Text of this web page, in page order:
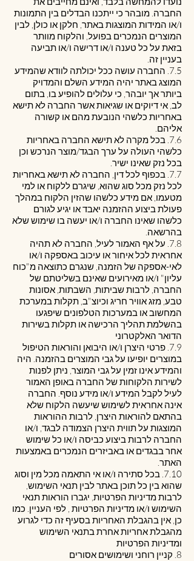
החברה. מובהר כי ייתכנו הבדלים בין התמונות
ו/או המידות המוצגות באתר, חלקן או כולן, לבין
המוצרים הנמכרים בפועל, והלקוח מוותר
בזאת על כל טענה ו/או דרישה ו/או תביעה
בעניין זה.
7.5. החברה עושה ככל יכולתה לוודא שהמידע
המוצג באתר יהיה המידע השלם והמדויק
ביותר אך יובהר, כי עלולים להופיע בו, בתום
לב, אי דיוקים או שגיאות אשר החברה לא תישא
באחריות כלשהי הנובעת מהם או קשורה
אליהם.
7.6. בכל מקרה לא תישא החברה באחריות
כלשהי העולה על ערך הבגד/מוצר הנרכש וכן
בכל נזק שאינו ישיר.
7.7. בכפוף לכל דין, החברה לא תישא באחריות
לכל נזק מכל סוג שהוא, שיגרם ללקוח או למי
מטעמו, אם מידע כלשהו שהזין הלקוח במהלך
פעולת ביצוע ההזמנה יאבד או יגיע לגורם
כלשהו שאינו החברה ו/או יעשה בו שימוש שלא
בהרשאה.
7.8. על אף האמור לעיל, החברה לא תהיה
אחראית לכל איחור או עיכוב באספקה ו/או
לאי-אספקה של הזמנה, שנגרם כתוצאה מ"כוח
עליון" ו/או מאירועים שאינם בשליטתם של
החברה, לרבות שביתות, השבתות, אסונות
טבע, מזג אוויר חריג וכיוצ"ב, תקלות במערכת
המחשוב או במערכות הטלפונים שיפגעו
בהשלמת תהליך הרכישה או תקלות בשירות
הדואר האלקטרוני
7.9. פרטי היצרן ו/או היבואן והוראות הטיפול
במוצרים יופיעו על גבי המוצרים בהזמנה. היה
והמידע אינו זמין על גבי המוצר, ניתן לפנות
לשירות הלקוחות של החברה באופן האמור
לעיל לקבל המידע ו/או מידע נוסף. החברה
אינה אחראית לשימוש שיעשה הלקוח שלא
בהתאם להוראות היצרן, לרבות ההוראות
המוצגות על תווית היצרן הצמודה לבגד, ו/או
החברה לרבות ביצוע כביסה ו/או כל שימוש
אחר בבגדים או באביזרים הנמכרים באמצעות
האתר.
7.10. בכל סתירה ו/או אי התאמה מכל מין וסוג
שהוא בין כל תוכן באתר לבין תנאי השימוש,
לרבות מדיניות הפרטיות, יגברו הוראות תנאי
השימוש ו/או מדיניות הפרטיות , לפי העניין. כמו
כן, אין בהגבלת האחריות בסעיף זה כדי לגרוע
מהגבלת אחריות אחרת בתנאי השימוש
ומדיניות הפרטיות
8. קניין רוחני ושימושים אסורים